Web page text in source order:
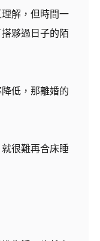
解，但時間一
夥過日子的陌
低，那離婚的
很難再合床睡